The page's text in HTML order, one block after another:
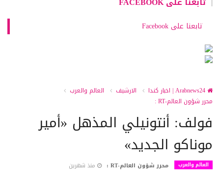
تابعنا على Facebook
الارشيف
العالم والعرب
محرر شؤون العالم-RT :
فولف: أنتونيلي المذهل «أمير
موناكو الجديد»
العالم والعرب محرر شؤون العالم-RT : منذ شهرين